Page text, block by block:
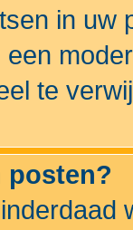
in uw
te
posten?